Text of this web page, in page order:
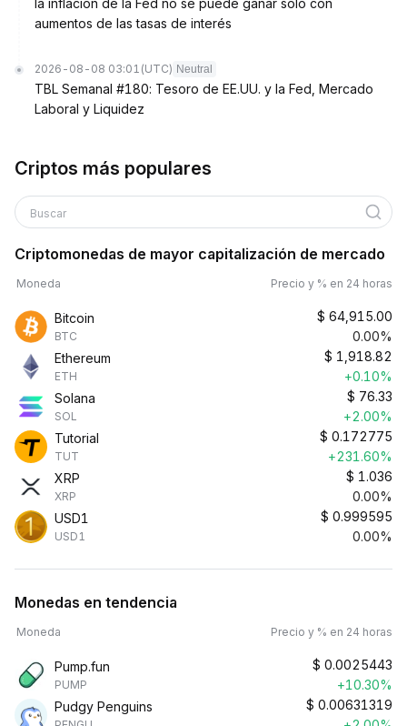
la inflación de la Fed no se puede ganar solo con
aumentos de las tasas de interés
2026-08-08 03:01 (UTC) Neutral
TBL Semanal #180: Tesoro de EE.UU. y la Fed, Mercado
Laboral y Liquidez
Criptos más populares
Buscar
Criptomonedas de mayor capitalización de mercado
Moneda Precio y % en 24 horas
Bitcoin
BTC
$ 64,915.00
0.00%
Ethereum
ETH
$ 1,918.82
+0.10%
Solana
SOL
$ 76.33
+2.00%
Tutorial
TUT
$ 0.172775
+231.60%
XRP
XRP
$ 1.036
0.00%
USD1
USD1
$ 0.999595
0.00%
Monedas en tendencia
Moneda Precio y % en 24 horas
Pump.fun
PUMP
$ 0.0025443
+10.30%
Pudgy Penguins
$ 0.00631319